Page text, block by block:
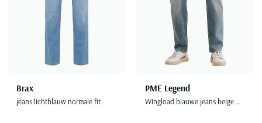
Brax
jeans lichtblauw normale fit
PME Legend
Wingload blauwe jeans beige washed